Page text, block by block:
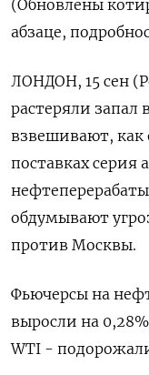
(Обновлены
абзаце,
ЛОНДОН, 15 сен
растеряли запал
взвешивают, как
поставках серия
обдумывают
против Москвы.
Фьючерсы на
выросли на
WTI -